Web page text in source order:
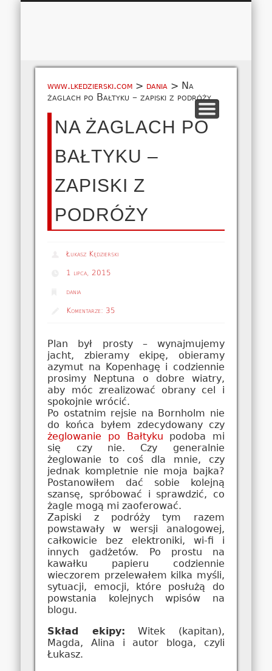
O NAS
EUROPA A-M
EUROPA N-Z
AZJA
AFRYKA
AMERYKA
OCEANIA
MAPA
WSPÓŁPRACA
KONTAKT
www.lkedzierski.com > dania > Na
żaglach po Bałtyku – zapiski z podróży
NA ŻAGLACH PO
BAŁTYKU –
ZAPISKI Z
PODRÓŻY
Łukasz Kędzierski
1 lipca, 2015
dania
Komentarze: 35
Plan był prosty – wynajmujemy
jacht, zbieramy ekipę, obieramy
azymut na Kopenhagę i codziennie
prosimy Neptuna o dobre wiatry,
aby móc zrealizować obrany cel i
spokojnie wrócić.
Po ostatnim rejsie na Bornholm nie
do końca byłem zdecydowany czy
żeglowanie po Bałtyku podoba mi
się czy nie. Czy generalnie
żeglowanie to coś dla mnie, czy
jednak kompletnie nie moja bajka?
Postanowiłem dać sobie kolejną
szansę, spróbować i sprawdzić, co
żagle mogą mi zaoferować.
Zapiski z podróży tym razem
powstawały w wersji analogowej,
całkowicie bez elektroniki, wi-fi i
innych gadżetów. Po prostu na
kawałku papieru codziennie
wieczorem przelewałem kilka myśli,
sytuacji, emocji, które posłużą do
powstania kolejnych wpisów na
blogu.
Skład ekipy: Witek (kapitan),
Magda, Alina i autor bloga, czyli
Łukasz.